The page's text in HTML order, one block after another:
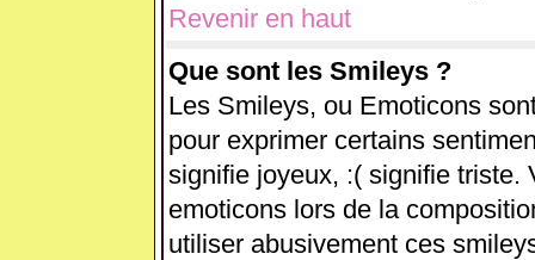
Revenir en haut
Que sont les Smileys ?
Les Smileys, ou Emoticons
pour exprimer certains
signifie joyeux, :( signifie triste.
emoticons lors de la
utiliser abusivement ces